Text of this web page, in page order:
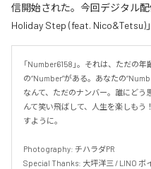
信開始された。今回デジタル配
Holiday Step (feat. Nico&Tetsu)
「Number6158」。それは、ただの
の“Number”がある。あなたの
なんて、ただのナンバー。誰にどう
んて笑い飛ばして、人生を楽しもう
すように。
Photography: チハラダPR
Special Thanks: 大坪洋三 / LINO ボ